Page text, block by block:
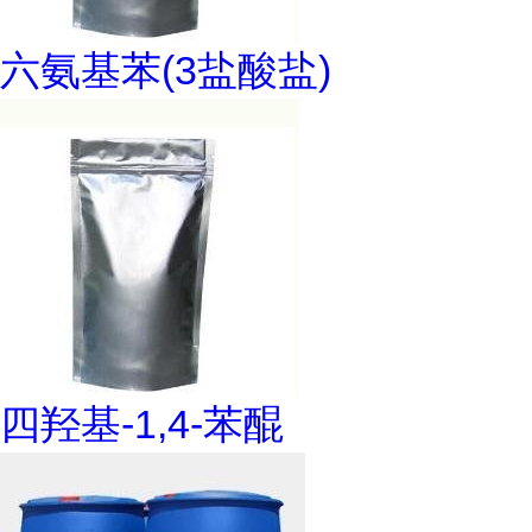
六氨基苯(3盐酸盐)
四羟基-1,4-苯醌